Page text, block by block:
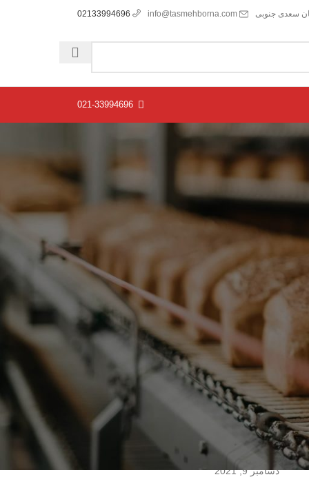
سعدی جنوبی 02133994696
021-33994696
جستجو
جستجو
برخی از محصولات
نوار نقاله
دسامبر 24, 2021
تسمه تردمیل
دسامبر 24, 2021
تسمه شیاری
دسامبر 9, 2021